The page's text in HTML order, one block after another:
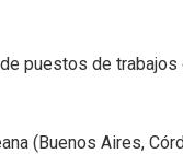
puestos de
(Buenos Aires,